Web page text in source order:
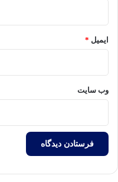
ایمیل *
وب‌ سایت